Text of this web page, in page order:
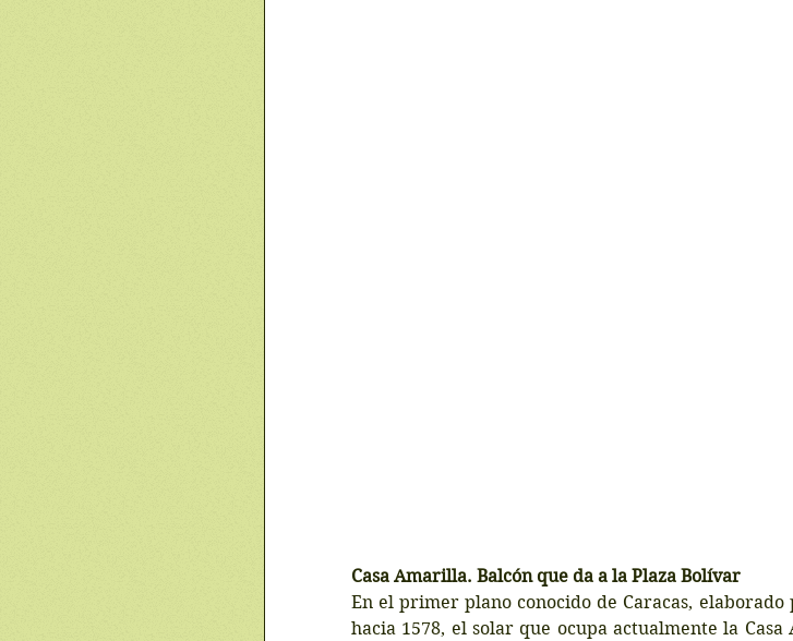
Casa Amarilla. Balcón que da a la Plaza Bolívar
En el primer plano conocido de Caracas,
hacia 1578, el solar que ocupa actualmente la